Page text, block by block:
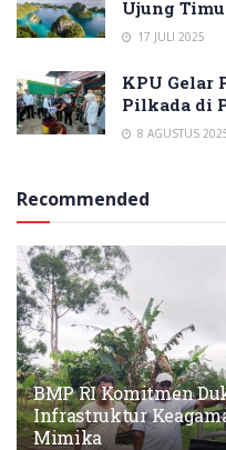
Ujung
17 JULI 2025
KPU Gelar
Pilkada di
8 AGUSTUS
Recommended
BMP RI Komitmen
Infrastruktur
Mimika